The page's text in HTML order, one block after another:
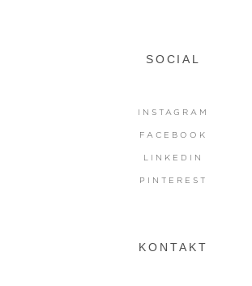
SOCIAL
INSTAGRAM
FACEBOOK
LINKEDIN
PINTEREST
KONTAKT